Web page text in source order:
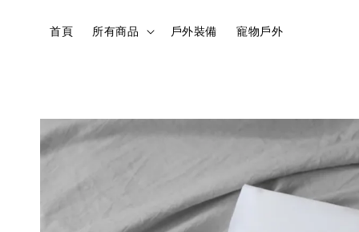
首頁 所有商品 戶外裝備 寵物戶外